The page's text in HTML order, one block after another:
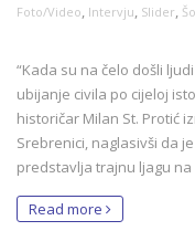
Foto/Video, Intervju, Slider,
“Kada su na čelo došli
ubijanje civila po cijeloj
historičar Milan St. Protić
Srebrenici, naglasivši da
predstavlja trajnu ljagu
Read more